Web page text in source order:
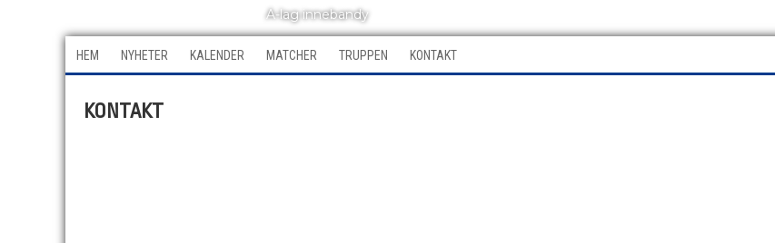
A-lag innebandy
HEM NYHETER KALENDER MATCHER TRUPPEN KONTAKT
KONTAKT